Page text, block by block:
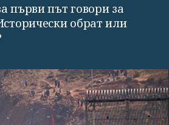
първи път говори за
обрат или